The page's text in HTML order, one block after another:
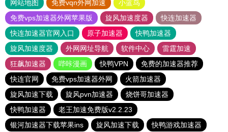
网站地图 免费vqn外网加速
小蓝鸟
免费vps加速器外网苹果版
旋风加速度器
快连加速器
快连加速器官网入口
原子加速器
快鸭加速器
旋风加速度器
外网网址导航 软件中心
雷霆加速
狂飙加速器
哔咔漫画 快鸭VPN
免费的加速器推荐
快连官网
免费vps加速器外网
火箭加速器
旋风加速下载
旋风pvn加速器
烧饼哥加速器
快鸭加速器
老王加速免费版v2.2.23
银河加速器下载苹果ins
旋风加速下载 快鸭游戏加速器